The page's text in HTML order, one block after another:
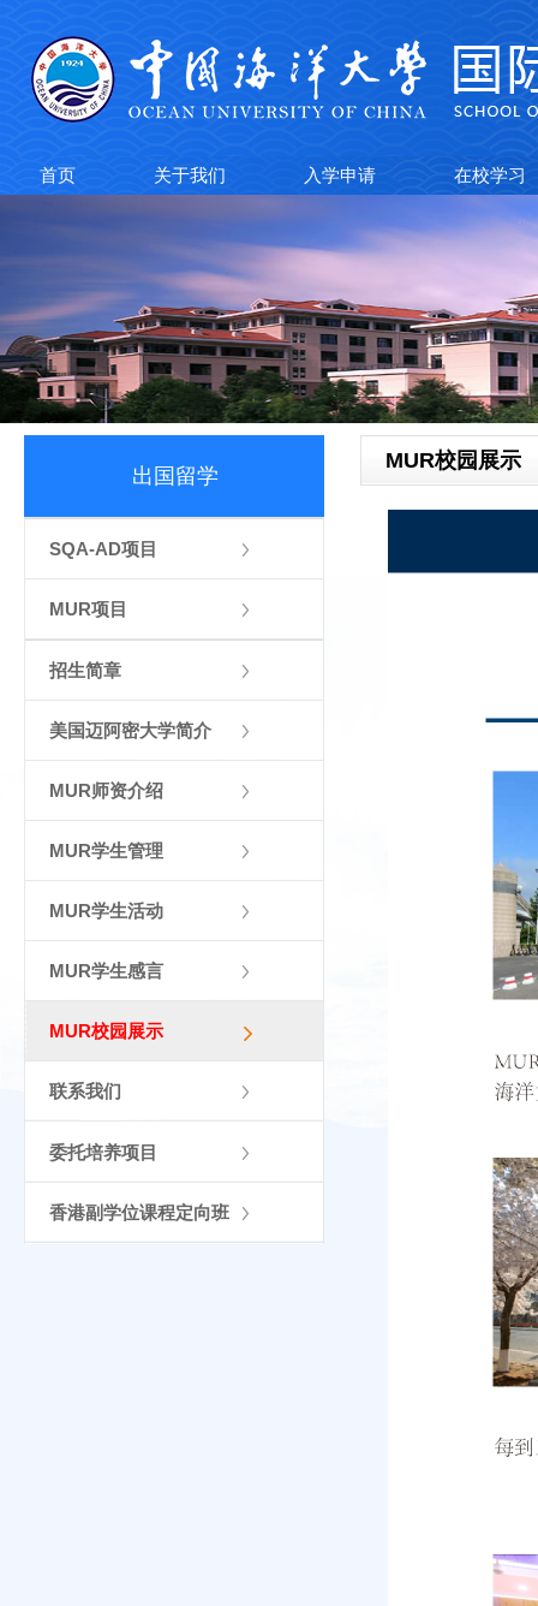
首页 关于我们 入学申请 在校学习
出国留学
SQA-AD项目
MUR项目
招生简章
美国迈阿密大学简介
MUR师资介绍
MUR学生管理
MUR学生活动
MUR学生感言
MUR校园展示
联系我们
委托培养项目
香港副学位课程定向班
MUR校园展示